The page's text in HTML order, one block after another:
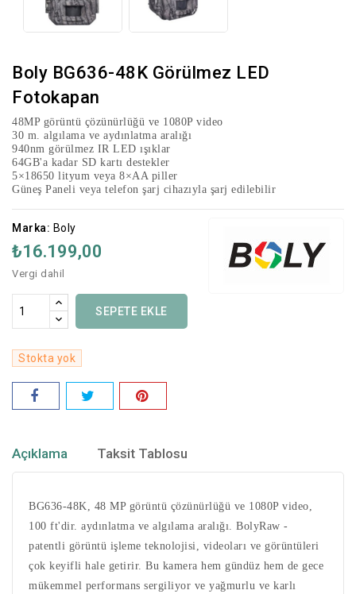
Boly BG636-48K Görülmez LED
Fotokapan
48MP görüntü çözünürlüğü ve 1080P video
30 m. algılama ve aydınlatma aralığı
940nm görülmez IR LED ışıklar
64GB'a kadar SD kartı destekler
5×18650 lityum veya 8×AA piller
Güneş Paneli veya telefon şarj cihazıyla şarj edilebilir
Marka: Boly
₺16.199,00
Vergi dahil
SEPETE EKLE
Stokta yok
Açıklama Taksit Tablosu
BG636-48K, 48 MP görüntü çözünürlüğü ve 1080P video,
100 ft'dir. aydınlatma ve algılama aralığı. BolyRaw -
patentli görüntü işleme teknolojisi, videoları ve görüntüleri
çok keyifli hale getirir. Bu kamera hem gündüz hem de gece
mükemmel performans sergiliyor ve yağmurlu ve karlı